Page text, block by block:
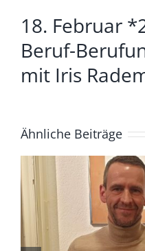
18. Februar
Beruf-
mit Iris
Ähnliche Beiträge
4.